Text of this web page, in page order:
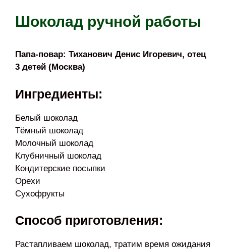
Шоколад ручной работы
Папа-повар: Тиханович Денис Игоревич, отец
3 детей (Москва)
Ингредиенты:
Белый шоколад
Тёмный шоколад
Молочный шоколад
Клубничный шоколад
Кондитерские посыпки
Орехи
Сухофрукты
Способ приготовления:
Растапливаем шоколад, тратим время ожидания